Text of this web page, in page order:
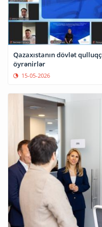
Qazaxıstanın dövlət
öyrənirlər
15-05-2026